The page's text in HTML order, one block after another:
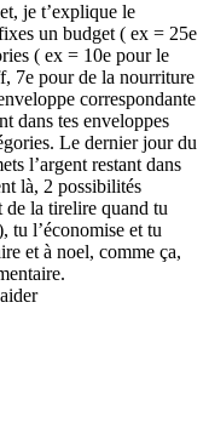
je t’explique le
un budget ( ex = 25e
( ex = 10e pour le
7e pour de la nourriture
correspondante
dans tes enveloppes
Le dernier jour du
l’argent restant dans
là, 2 possibilités
de la tirelire quand tu
tu l’économise et tu
et à noel, comme ça,